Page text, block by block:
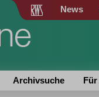
News
Archivsuche